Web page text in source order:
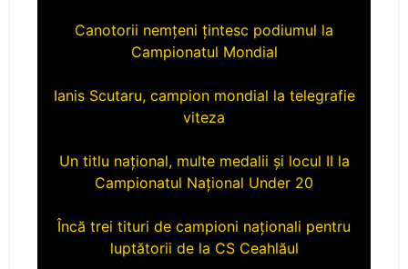
Campionatul Mondial
Ianis Scutaru, campion mondial la telegrafie
viteza
Campionatul Național Under 20
Încă trei tituri de campioni naționali pentru
luptătorii de la CS Ceahlăul